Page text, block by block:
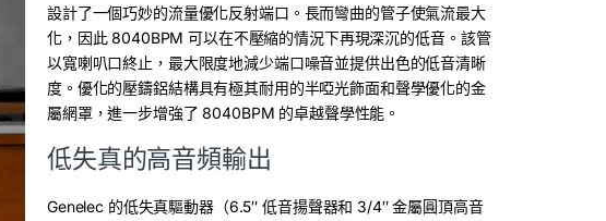
設計了一個巧妙的流量優化反射端口。長而彎曲的管子使氣流最大
化，因此 8040BPM 可以在不壓縮的情況下再現深沉的低音。該管
以寬喇叭口終止，最大限度地減少端口噪音並提供出色的低音清晰
度。優化的壓鑄鋁結構具有極其耐用的半啞光飾面和聲學優化的金
屬網罩，進一步增強了 8040BPM 的卓越聲學性能。
低失真的高音頻輸出
Genelec 的低失真驅動器（6.5″ 低音揚聲器和 3/4″ 金屬圓頂高音